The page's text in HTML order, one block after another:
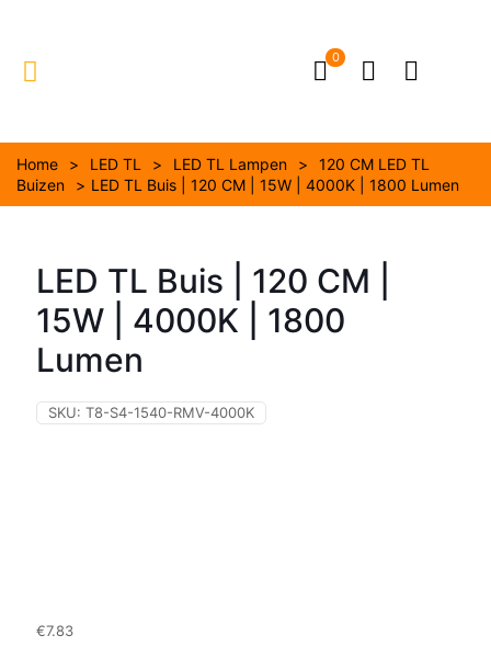
0
Home > LED TL > LED TL Lampen >
120 CM LED TL
Buizen
> LED TL Buis | 120 CM | 15W | 4000K | 1800 Lumen
LED TL Buis | 120 CM |
15W | 4000K | 1800
Lumen
SKU: T8-S4-1540-RMV-4000K
€7.83